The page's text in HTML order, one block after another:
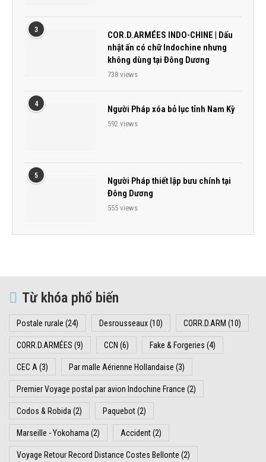
3
COR.D.ARMÉES INDO-CHINE | Dấu
nhật ấn có chữ Indochine nhưng
không dùng tại Đông Dương
738 views
4
Người Pháp xóa bỏ lục tỉnh Nam Kỳ
592 views
5
Người Pháp thiết lập bưu chính tại
Đông Dương
555 views
Từ khóa phổ biến
Postale rurale (24) Desrousseaux(10) CORR.D.ARM (10)
CORR.D.ARMÉES (9) CCN (6) Fake & Forgeries (4)
CEC A (3) Par malle Aérienne Hollandaise (3)
Premier Voyage postal par avion Indochine France (2)
Codos & Robida (2) Paquebot(2)
Marseille - Yokohama (2) Accident(2)
Voyage Retour Record Distance Costes Bellonte (2)